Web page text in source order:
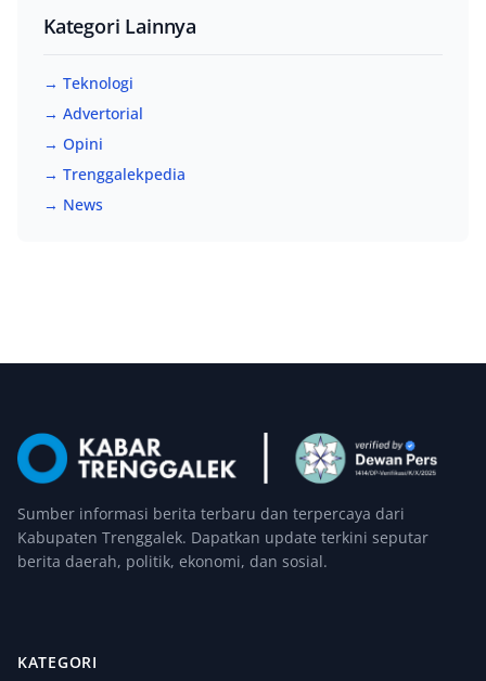
Kategori Lainnya
→ Teknologi
→ Advertorial
→ Opini
→ Trenggalekpedia
→ News
Sumber informasi berita terbaru dan terpercaya dari
Kabupaten Trenggalek. Dapatkan update terkini seputar
berita daerah, politik, ekonomi, dan sosial.
KATEGORI